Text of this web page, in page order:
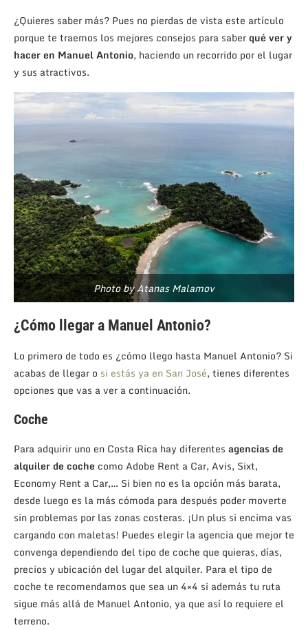
¿Quieres saber más? Pues no pierdas de vista este artículo
porque te traemos los mejores consejos para saberqué ver y
hacer en Manuel Antonio, haciendo un recorrido por el lugar
y sus atractivos.
Photo by Atanas Malamov
¿Cómo llegar a Manuel Antonio?
Lo primero de todo es ¿cómo llego hasta Manuel Antonio? Si
acabas de llegar o si estás ya en San José, tienes diferentes
opciones que vas a ver a continuación.
Coche
Para adquirir uno en Costa Rica hay diferentes agencias de
alquiler de coche como Adobe Rent a Car, Avis, Sixt,
Economy Rent a Car,… Si bien no es la opción más barata,
desde luego es la más cómoda para después poder moverte
sin problemas por las zonas costeras. ¡Un plus si encima vas
cargando con maletas! Puedes elegir la agencia que mejor te
convenga dependiendo del tipo de coche que quieras, días,
precios y ubicación del lugar del alquiler. Para el tipo de
coche te recomendamos que sea un 4×4 si además tu ruta
sigue más allá de Manuel Antonio, ya que así lo requiere el
terreno.